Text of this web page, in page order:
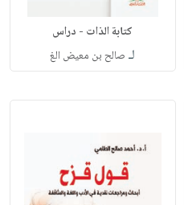
كتابة الذات - دراس
لـ صالح بن معيض الغ